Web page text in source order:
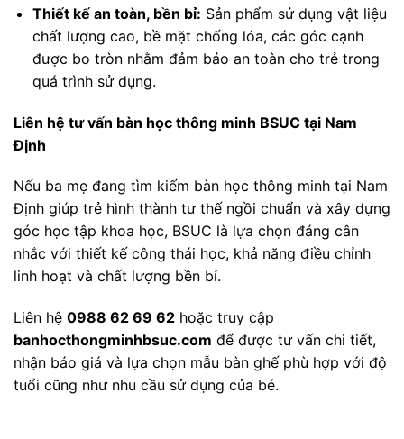
Thiết kế an toàn, bền bỉ: Sản phẩm sử dụng vật liệu
chất lượng cao, bề mặt chống lóa, các góc cạnh
được bo tròn nhằm đảm bảo an toàn cho trẻ trong
quá trình sử dụng.
Liên hệ tư vấn bàn học thông minh BSUC tại Nam
Định
Nếu ba mẹ đang tìm kiếm bàn học thông minh tại Nam
Định giúp trẻ hình thành tư thế ngồi chuẩn và xây dựng
góc học tập khoa học, BSUC là lựa chọn đáng cân
nhắc với thiết kế công thái học, khả năng điều chỉnh
linh hoạt và chất lượng bền bỉ.
Liên hệ 0988 62 69 62 hoặc truy cập
banhocthongminhbsuc.com để được tư vấn chi tiết,
nhận báo giá và lựa chọn mẫu bàn ghế phù hợp với độ
tuổi cũng như nhu cầu sử dụng của bé.